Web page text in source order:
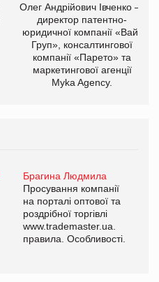
Олег Андрійович Івченко —
директор патентно-
юридичної компанії «Вайз
Груп», консалтингової
компанії «Парето» та
маркетингової агенції
Myka Agency.
Брагина Людмила
Просування компанії
на порталі оптової та
роздрібної торгівлі
www.trademaster.ua.
правила. Особливості.